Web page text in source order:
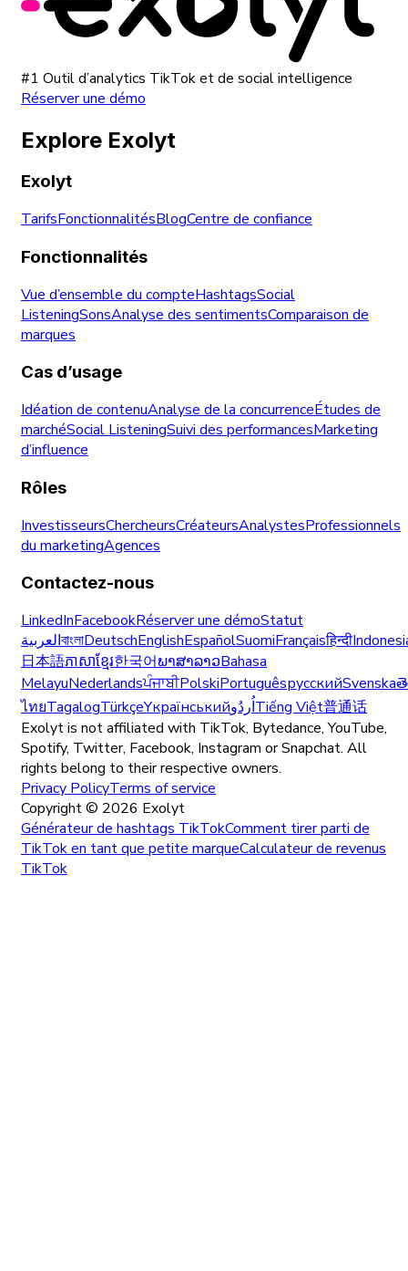
#1 Outil d’analytics TikTok et de social intelligence
Réserver une démo
Explore Exolyt
Exolyt
TarifsFonctionnalitésBlogCentre de confiance
Fonctionnalités
Vue d’ensemble du compteHashtagsSocial
ListeningSonsAnalyse des sentimentsComparaison de
marques
Cas d’usage
Idéation de contenuAnalyse de la concurrenceÉtudes de
marchéSocial ListeningSuivi des performancesMarketing
d’influence
Rôles
InvestisseursChercheursCréateursAnalystesProfessionnels
du marketingAgences
Contactez-nous
LinkedInFacebookRéserver une démoStatut
العربيةবাংলাDeutschEnglishEspañolSuomiFrançaisहिन्दी
日本語ភាសាខ្មែរ한국어ພາສາລາວBahasa
MelayuNederlandsਪੰਜਾਬੀPolskiPortuguêsрусскийSvenska
ไทยTagalogTürkçeYкраїнськийاُردُوTiếng Việt普通话
Exolyt is not affiliated with TikTok, Bytedance, YouTube,
Spotify, Twitter, Facebook, Instagram or Snapchat. All
rights belong to their respective owners.
Privacy PolicyTerms of service
Copyright © 2026 Exolyt
Générateur de hashtags TikTokComment tirer parti de
TikTok en tant que petite marqueCalculateur de revenus
TikTok